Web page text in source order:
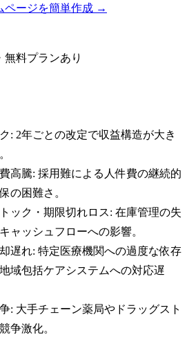
ページを簡単作成 →
料プランあり
: 2年ごとの改定で収益構造が大き
高騰: 採用難による人件費の継続的
の困難さ。
ック・期限切れロス: 在庫管理の失
ャッシュフローへの影響。
遅れ: 特定医療機関への過度な依存
域包括ケアシステムへの対応遅
: 大手チェーン薬局やドラッグスト
争激化。